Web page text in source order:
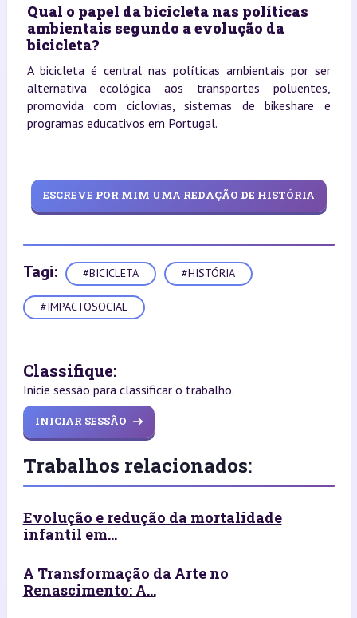
Qual o papel da bicicleta nas políticas
ambientais segundo a evolução da
bicicleta?
A bicicleta é central nas políticas ambientais por ser
alternativa ecológica aos transportes poluentes,
promovida com ciclovias, sistemas de bikeshare e
programas educativos em Portugal.
ESCREVE POR MIM UMA REDAÇÃO DE HISTÓRIA
Tagi: #BICICLETA #HISTÓRIA
#IMPACTOSOCIAL
Classifique:
Inicie sessão para classificar o trabalho.
INICIAR SESSÃO
Trabalhos relacionados:
Evolução e redução da mortalidade
infantil em...
A Transformação da Arte no
Renascimento: A...